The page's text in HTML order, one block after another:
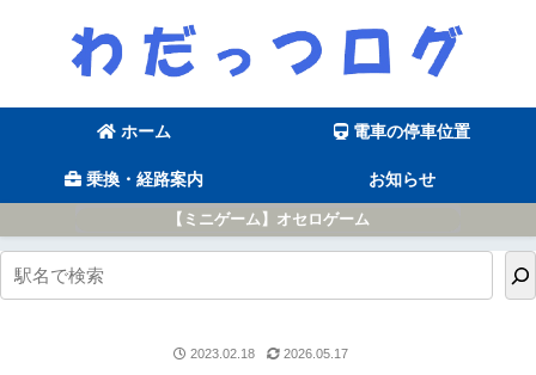
ホーム 電車の停車位置
乗換・経路案内 お知らせ
【ミニゲーム】オセロゲーム
2023.02.18 2026.05.17